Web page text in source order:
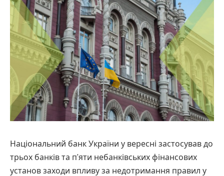
Національний банк України у вересні застосував до
трьох банків та п’яти небанківських фінансових
установ заходи впливу за недотримання правил у